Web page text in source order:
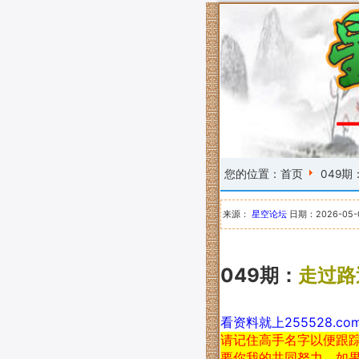
您的位置： 首页 049期
来源： 星空论坛 日期： 2026-
049期： 走过
看资料就上
请记住高手名字以便跟